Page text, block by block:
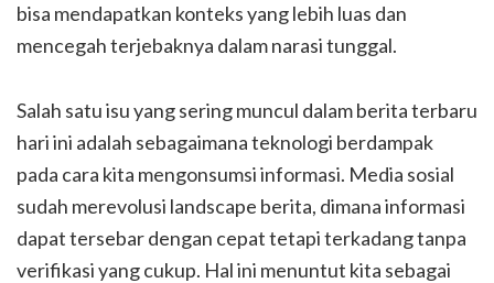
bisa mendapatkan konteks yang lebih luas dan
mencegah terjebaknya dalam narasi tunggal.
Salah satu isu yang sering muncul dalam berita terbaru
hari ini adalah sebagaimana teknologi berdampak
pada cara kita mengonsumsi informasi. Media sosial
sudah merevolusi landscape berita, dimana informasi
dapat tersebar dengan cepat tetapi terkadang tanpa
verifikasi yang cukup. Hal ini menuntut kita sebagai